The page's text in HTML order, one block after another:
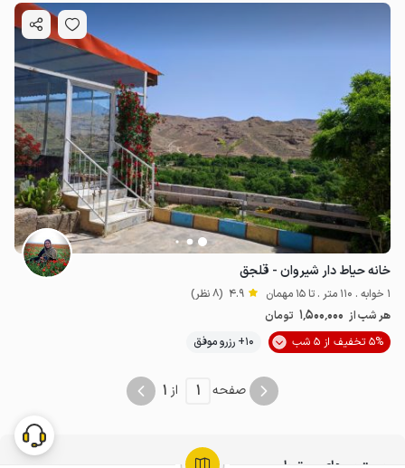
خانه حیاط دار شیروان - قلجق
1 خوابه . 110 متر . تا 15 مهمان 4.9 (8 نظر)
هر شب از 1٬500٬000 تومان
5% تخفیف از 5 شب
10+ رزرو موفق
صفحه 1 از 1